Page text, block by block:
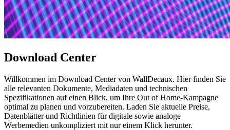
Download Center
Willkommen im Download Center von WallDecaux. Hier finden Sie
alle relevanten Dokumente, Mediadaten und technischen
Spezifikationen auf einen Blick, um Ihre Out of Home-Kampagne
optimal zu planen und vorzubereiten. Laden Sie aktuelle Preise,
Datenblätter und Richtlinien für digitale sowie analoge
Werbemedien unkompliziert mit nur einem Klick herunter.